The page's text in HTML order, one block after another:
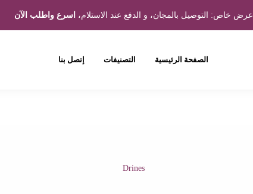
عرض خاص: التوصيل بالمجان، و الدفع عند الاستلام، اسرع واطلب الآن
الصفحة الرئيسية التصنيفات إتصل بنا
Drines